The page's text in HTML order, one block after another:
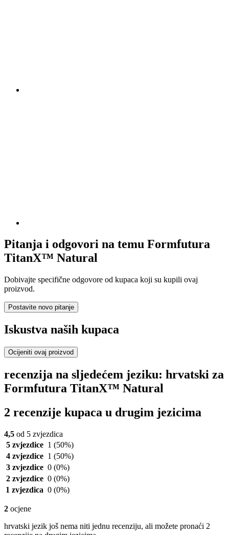
Pitanja i odgovori na temu Formfutura
TitanX™ Natural
Dobivajte specifične odgovore od kupaca koji su kupili ovaj
proizvod.
Postavite novo pitanje
Iskustva naših kupaca
Ocijeniti ovaj proizvod
recenzija na sljedećem jeziku: hrvatski za
Formfutura TitanX™ Natural
2 recenzije kupaca u drugim jezicima
4,5 od 5 zvjezdica
5 zvjezdice 1 (50%)
4 zvjezdice 1 (50%)
3 zvjezdice 0 (0%)
2 zvjezdice 0 (0%)
1 zvjezdica 0 (0%)
2 ocjene
hrvatski jezik još nema niti jednu recenziju, ali možete pronaći 2